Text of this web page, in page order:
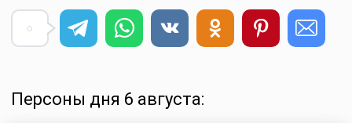
Персоны дня 6 августа: